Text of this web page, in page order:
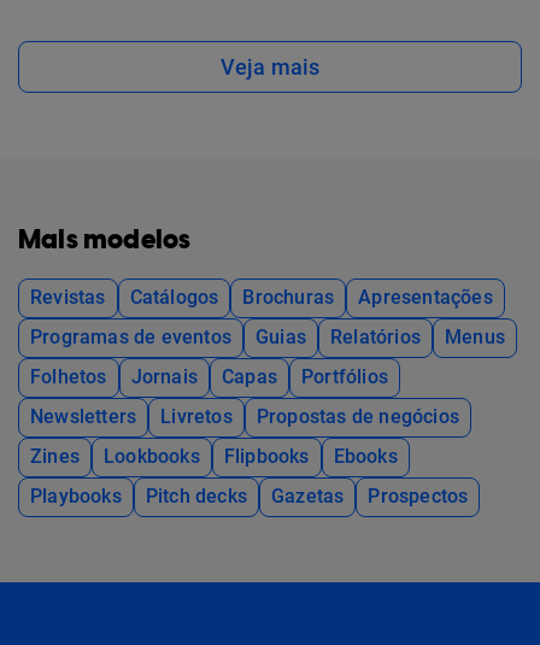
Veja mais
Mais modelos
Revistas Catálogos Brochuras
Apresentações
Programas de eventos
Guias Relatórios
Menus
Folhetos
Jornais Capas
Portfólios
Newsletters
Livretos
Propostas de negócios
Zines
Lookbooks Flipbooks
Ebooks
Playbooks
Pitch decks Gazetas Prospectos